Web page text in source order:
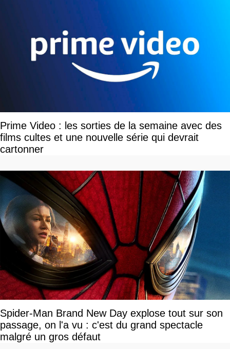
Prime Video : les sorties de la semaine avec des
films cultes et une nouvelle série qui devrait
cartonner
Spider-Man Brand New Day explose tout sur son
passage, on l'a vu : c'est du grand spectacle
malgré un gros défaut